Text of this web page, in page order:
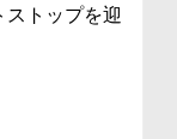
ストップを迎